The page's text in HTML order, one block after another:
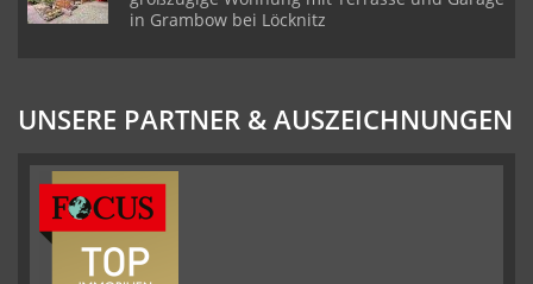
in Grambow bei Löcknitz
UNSERE PARTNER & AUSZEICHNUNGEN